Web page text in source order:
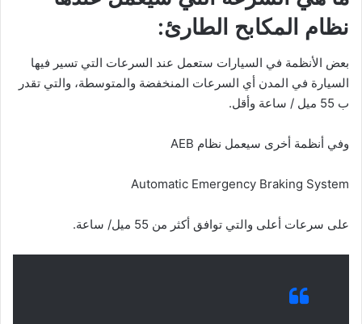
نظام المكابح الطارئ:
بعض الأنظمة في السيارات ستعمل عند السرعات التي تسير فيها
السيارة في المدن أي السرعات المنخفضة والمتوسطة، والتي تقدر
ب 55 ميل / ساعة وأقل.
وفي أنظمة أخرى سيعمل نظام AEB
Automatic Emergency Braking System
على سرعات أعلى والتي توافق أكثر من 55 ميل/ ساعة.